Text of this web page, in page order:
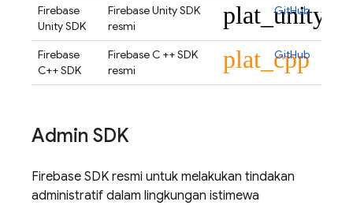
Firebase
Unity SDK
Firebase Unity SDK
resmi
plat_unity
GitHub
Firebase
C++ SDK
Firebase C ++ SDK
resmi
plat_cpp
GitHub
Admin SDK
Firebase SDK resmi untuk melakukan tindakan
administratif dalam lingkungan istimewa